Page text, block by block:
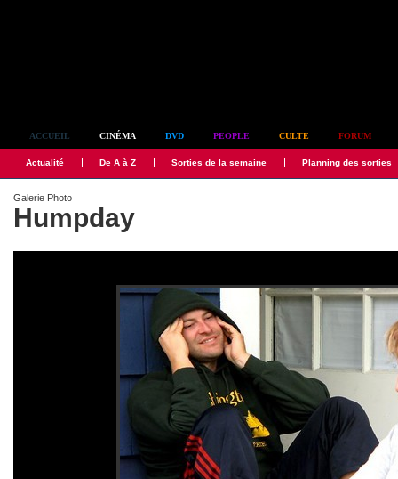
ACCUEIL CINÉMA DVD PEOPLE CULTE FORUM
Actualité De A à Z Sorties de la semaine Planning des sorties
Galerie Photo
Humpday